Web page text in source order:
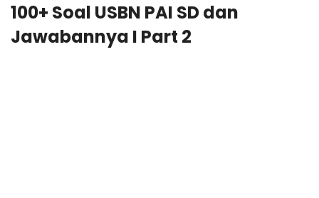
100+ Soal USBN PAI SD dan
Jawabannya I Part 2